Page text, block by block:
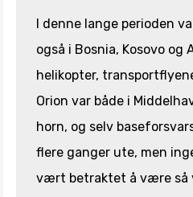
I denne lange perioden
også i Bosnia, Kosovo
helikopter,
Orion var både i
horn, og selv
flere ganger ute, men
vært betraktet å være så